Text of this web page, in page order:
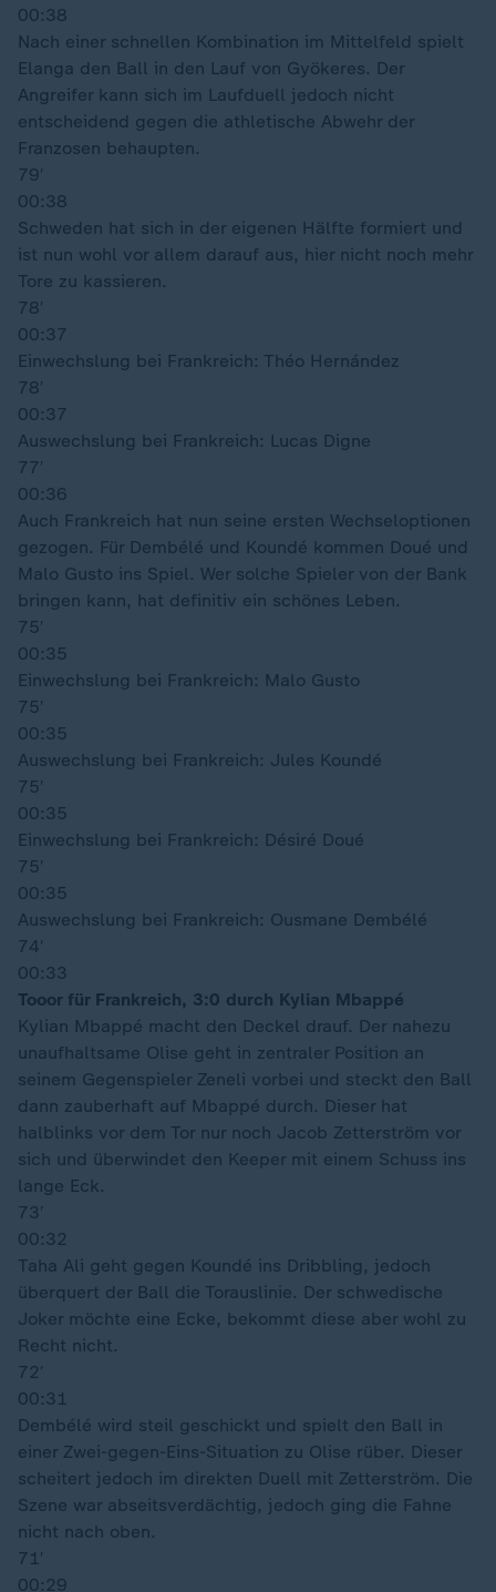
00:38
Nach einer schnellen Kombination im Mittelfeld spielt
Elanga den Ball in den Lauf von Gyökeres. Der
Angreifer kann sich im Laufduell jedoch nicht
entscheidend gegen die athletische Abwehr der
Franzosen behaupten.
79′
00:38
Schweden hat sich in der eigenen Hälfte formiert und
ist nun wohl vor allem darauf aus, hier nicht noch mehr
Tore zu kassieren.
78′
00:37
Einwechslung bei Frankreich: Théo Hernández
78′
00:37
Auswechslung bei Frankreich: Lucas Digne
77′
00:36
Auch Frankreich hat nun seine ersten Wechseloptionen
gezogen. Für Dembélé und Koundé kommen Doué und
Malo Gusto ins Spiel. Wer solche Spieler von der Bank
bringen kann, hat definitiv ein schönes Leben.
75′
00:35
Einwechslung bei Frankreich: Malo Gusto
75′
00:35
Auswechslung bei Frankreich: Jules Koundé
75′
00:35
Einwechslung bei Frankreich: Désiré Doué
75′
00:35
Auswechslung bei Frankreich: Ousmane Dembélé
74′
00:33
Tooor für Frankreich, 3:0 durch Kylian Mbappé
Kylian Mbappé macht den Deckel drauf. Der nahezu
unaufhaltsame Olise geht in zentraler Position an
seinem Gegenspieler Zeneli vorbei und steckt den Ball
dann zauberhaft auf Mbappé durch. Dieser hat
halblinks vor dem Tor nur noch Jacob Zetterström vor
sich und überwindet den Keeper mit einem Schuss ins
lange Eck.
73′
00:32
Taha Ali geht gegen Koundé ins Dribbling, jedoch
überquert der Ball die Torauslinie. Der schwedische
Joker möchte eine Ecke, bekommt diese aber wohl zu
Recht nicht.
72′
00:31
Dembélé wird steil geschickt und spielt den Ball in
einer Zwei-gegen-Eins-Situation zu Olise rüber. Dieser
scheitert jedoch im direkten Duell mit Zetterström. Die
Szene war abseitsverdächtig, jedoch ging die Fahne
nicht nach oben.
71′
00:29